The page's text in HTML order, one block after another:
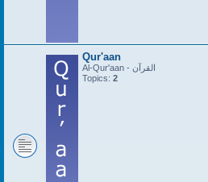
Qur'aan
Al-Qur'aan - القرآن
Topics: 2